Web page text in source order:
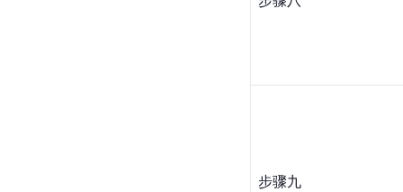
步骤九